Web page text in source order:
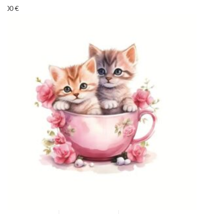
5.00€